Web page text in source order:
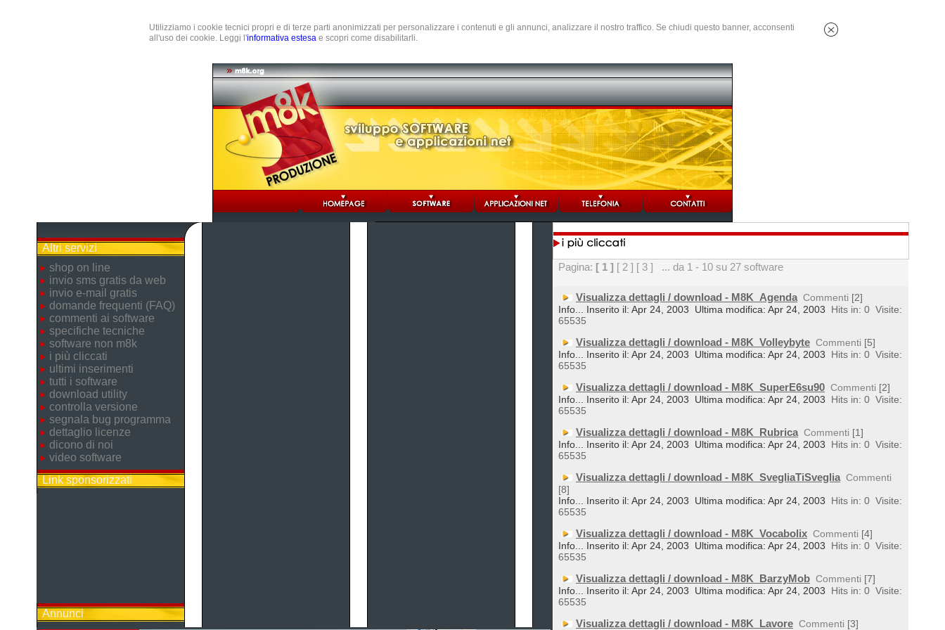
Utilizziamo i cookie tecnici propri e di terze parti anonimizzati per personalizzare i contenuti e gli annunci, analizzare il nostro traffico. Se chiudi questo banner, acconsenti
all'uso dei cookie. Leggi l'informativa estesa e scopri come disabilitarli.
Altri servizi
shop on line
invio sms gratis da web
invio e-mail gratis
domande frequenti (FAQ)
commenti ai software
specifiche tecniche
software non m8k
i più cliccati
ultimi inserimenti
tutti i software
download utility
controlla versione
segnala bug programma
dettaglio licenze
dicono di noi
video software
Link sponsorizzati
Annunci
Pagina: [ 1 ] [ 2 ] [ 3 ] ... da 1 - 10 su 27 software
Visualizza dettagli / download - M8K_Agenda Commenti [2]
Info... Inserito il: Apr 24, 2003
Ultima modifica: Apr 24, 2003 Hits in: 0 Visite:
65535
Visualizza dettagli / download - M8K_Volleybyte Commenti [5]
Info... Inserito il: Apr 24, 2003
Ultima modifica: Apr 24, 2003 Hits in: 0 Visite:
65535
Visualizza dettagli / download - M8K_SuperE6su90 Commenti [2]
Info... Inserito il: Apr 24, 2003
Ultima modifica: Apr 24, 2003 Hits in: 0 Visite:
65535
Visualizza dettagli / download - M8K_Rubrica Commenti [1]
Info... Inserito il: Apr 24, 2003
Ultima modifica: Apr 24, 2003 Hits in: 0 Visite:
65535
Visualizza dettagli / download - M8K_SvegliaTiSveglia Commenti
[8]
Info... Inserito il: Apr 24, 2003
Ultima modifica: Apr 24, 2003 Hits in: 0 Visite:
65535
Visualizza dettagli / download - M8K_Vocabolix Commenti [4]
Info... Inserito il: Apr 24, 2003
Ultima modifica: Apr 24, 2003 Hits in: 0 Visite:
65535
Visualizza dettagli / download - M8K_BarzyMob Commenti [7]
Info... Inserito il: Apr 24, 2003
Ultima modifica: Apr 24, 2003 Hits in: 0 Visite:
65535
Visualizza dettagli / download - M8K_Lavore Commenti [3]